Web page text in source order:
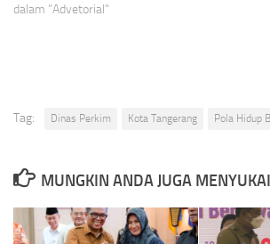
dalam "Advetorial"
Tag: Dinas Perkim Kota Tangerang Pola Hidup
MUNGKIN ANDA JUGA MENYUKAI